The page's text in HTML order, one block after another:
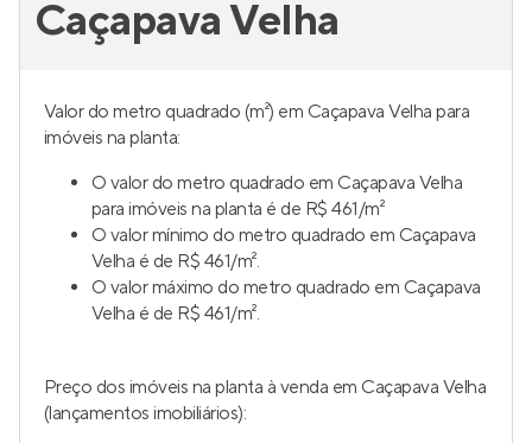
Caçapava Velha
Valor do metro quadrado (m²) em Caçapava Velha para
imóveis na planta:
O valor do metro quadrado em Caçapava Velha
para imóveis na planta é de R$ 461/m²
O valor mínimo do metro quadrado em Caçapava
Velha é de R$ 461/m².
O valor máximo do metro quadrado em Caçapava
Velha é de R$ 461/m².
Preço dos imóveis na planta à venda em Caçapava Velha
(lançamentos imobiliários):